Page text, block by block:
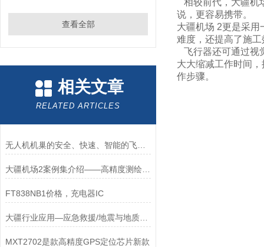
查看全部
相关文章
RELATED ARTICLES
无人机机巢的安全、快速、智能的飞行管理中心
FT838NB1价格，充电器IC
大疆行业应用—应急救援/地震与地质灾害救援解决方案
MXT2702是款高精度GPS定位芯片新款
相较前代，大疆机
说，更容易携带。
大疆机场 2更是采
难度，还提高了施
飞行器还可通过视
大大缩减工作时间
作步骤。